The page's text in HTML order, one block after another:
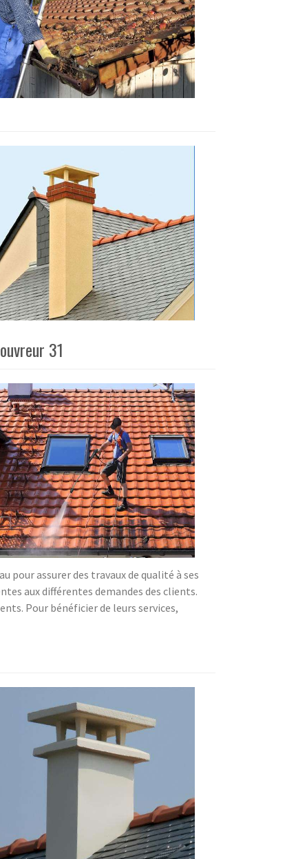
31
pour assurer des travaux de qualité à ses
aux différentes demandes des clients.
Pour bénéficier de leurs services,